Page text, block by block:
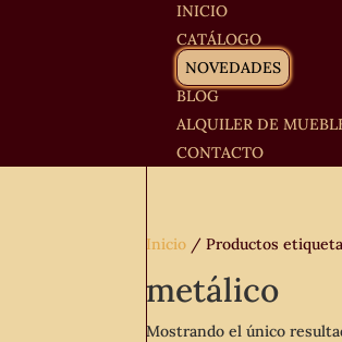
INICIO
CATÁLOGO
NOVEDADES
BLOG
ALQUILER DE
CONTACTO
Inicio / Productos
metálico
Mostrando el único